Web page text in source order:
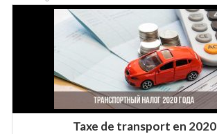
Taxe de transport en 2020